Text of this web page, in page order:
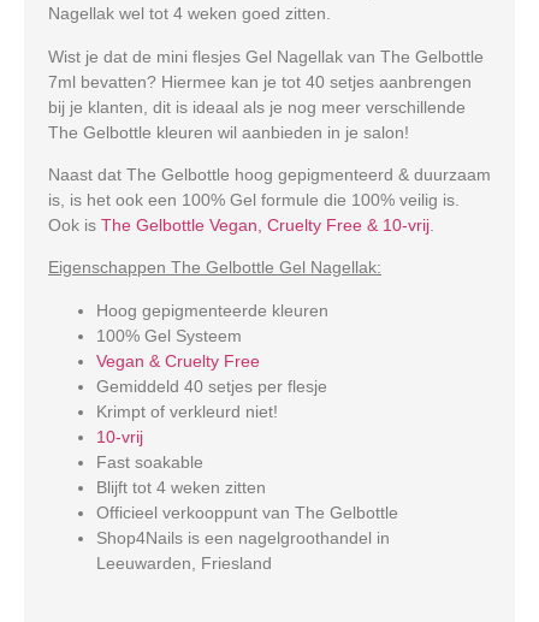
Nagellak wel tot 4 weken goed zitten.
Wist je dat de mini flesjes Gel Nagellak van The Gelbottle
7ml bevatten? Hiermee kan je tot 40 setjes aanbrengen
bij je klanten, dit is ideaal als je nog meer verschillende
The Gelbottle kleuren wil aanbieden in je salon!
Naast dat The Gelbottle hoog gepigmenteerd & duurzaam
is, is het ook een 100% Gel formule die 100% veilig is.
Ook is The Gelbottle Vegan, Cruelty Free & 10-vrij
Eigenschappen The Gelbottle Gel Nagellak:
Hoog gepigmenteerde kleuren
100% Gel Systeem
Vegan & Cruelty Free
Gemiddeld 40 setjes per flesje
Krimpt of verkleurd niet!
10-vrij
Fast soakable
Blijft tot 4 weken zitten
Officieel verkooppunt van The Gelbottle
Shop4Nails is een nagelgroothandel in
Leeuwarden, Friesland